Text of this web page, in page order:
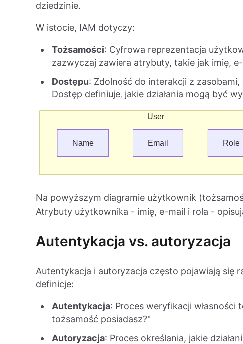
dziedzinie.
W istocie, IAM dotyczy:
Tożsamości: Cyfrowa reprezentacja
zazwyczaj zawiera atrybuty, takie jak imię,
Dostępu: Zdolność do interakcji z zasobami,
Dostęp definiuje, jakie działania mogą być
Na powyższym diagramie użytkownik
Atrybuty użytkownika - imię, e-mail i rola -
Autentykacja vs. autoryzacja
Autentykacja i autoryzacja często pojawiają się
definicje:
Autentykacja: Proces weryfikacji własności
tożsamość posiadasz?"
Autoryzacja: Proces określania, jakie